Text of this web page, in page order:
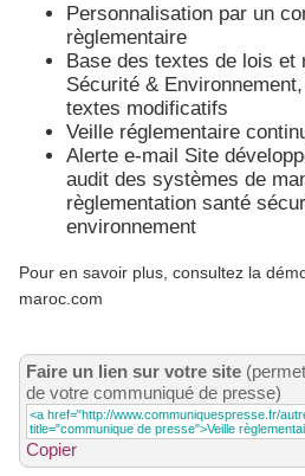
Personnalisation par un
règlementaire
Base des textes de lois et
Sécurité &
textes modificatifs
Veille réglementaire
Alerte e-mail Site
audit des systèmes de
règlementation santé
environnement
Pour en savoir plus, consultez la
maroc.com
Faire un lien sur votre site
de votre communiqué de presse)
Copier